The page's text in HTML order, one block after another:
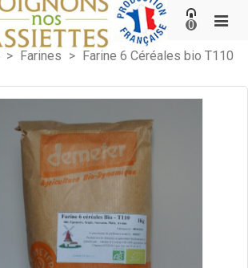
0
> Farines > Farine 6 Céréales bio T110